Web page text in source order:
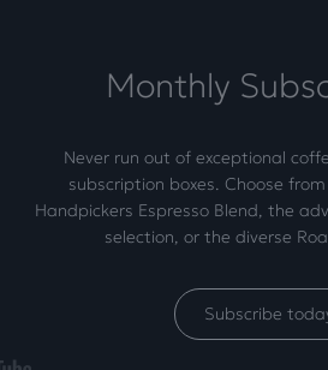
Monthly
Never run out of exceptional
subscription boxes. Choose
Handpickers Espresso Blend, the
selection, or the diverse
Subscribe